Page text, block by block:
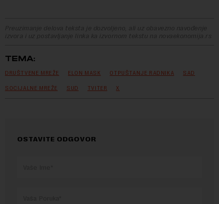
Preuzimanje delova teksta je dozvoljeno, ali uz obavezno navođenje
izvora i uz postavljanje linka ka izvornom tekstu na novaekonomija.rs
TEMA:
DRUŠTVENE MREŽE ELON MASK OTPUŠTANJE RADNIKA SAD
SOCIJALNE MREŽE SUD TVITER X
OSTAVITE ODGOVOR